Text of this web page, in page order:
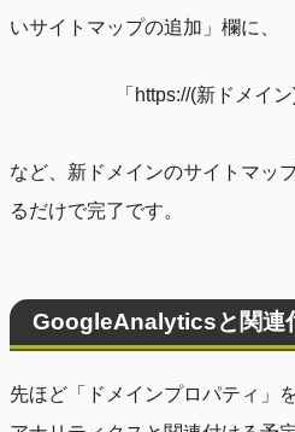
いサイトマップの追加」欄に、
「https://(新ドメイ
など、新ドメインのサイトマッ
るだけで完了です。
GoogleAnalyticsと関連
先ほど「ドメインプロパティ」